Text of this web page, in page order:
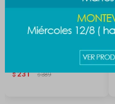
Auriculares IN-EAR - blanco
$ 231 $389